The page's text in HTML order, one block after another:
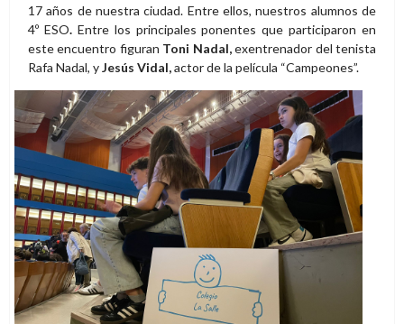
17 años de nuestra ciudad. Entre ellos, nuestros alumnos de
4º ESO.Entre los principales ponentes que participaron en
este encuentro figuran Toni Nadal,exentrenador del tenista
Rafa Nadal, yJesús Vidal,actor de la película “Campeones”.